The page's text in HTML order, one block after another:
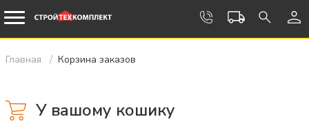
Главная Корзина заказов
У вашому кошику